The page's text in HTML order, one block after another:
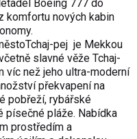
Boeing 777 do
komfortu nových kabin
pej je Mekkou
slavné věže Tchaj-
víc než jeho ultra-moderní
překvapení na
pobřeží, rybářské
písečné pláže. Nabídka
prostředím a